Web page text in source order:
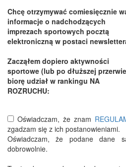
Chcę otrzymywać comiesięcznie
informacje o nadchodzących
imprezach sportowych pocztą
elektroniczną w postaci
Zacząłem dopiero aktywności
sportowe (lub po dłuższej
biorę udział w rankingu NA
ROZRUCHU:
Oświadczam, że znam
zgadzam się z ich postanowieniami.
Oświadczam, że podane dane
dobrowolnie.